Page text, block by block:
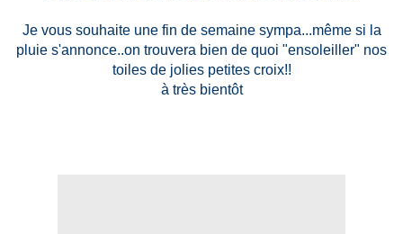
Je vous souhaite une fin de semaine sympa...même si la
pluie s'annonce..on trouvera bien de quoi "ensoleiller" nos
toiles de jolies petites croix!!
à très bientôt